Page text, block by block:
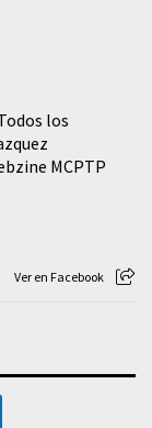
los
MCPTP
Ver en Facebook